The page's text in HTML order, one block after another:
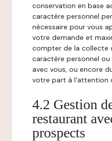
conservation en base
caractère personnel
nécessaire pour vous
votre demande et
compter de la collecte
caractère personnel
avec vous, ou encore
votre part à l'attention
4.2 Gestion
restaurant
prospects